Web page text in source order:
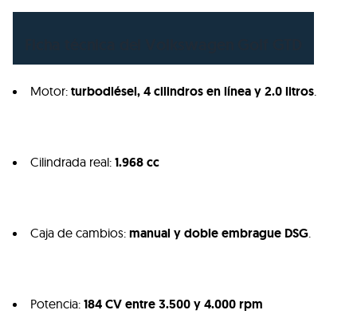
Motor: turbodiésel, 4 cilindros en línea y 2.0 litros
Cilindrada real: 1.968 cc
Caja de cambios: manual y doble embrague DSG
Potencia: 184 CV entre 3.500 y 4.000 rpm